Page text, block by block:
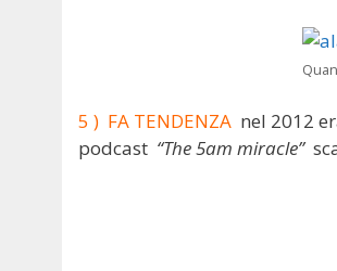
5 ) FA TENDENZA nel 2012
podcast “The 5am miracle”